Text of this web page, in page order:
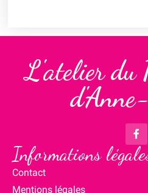
L'atelier du
Informations
Contact
Mentions légales